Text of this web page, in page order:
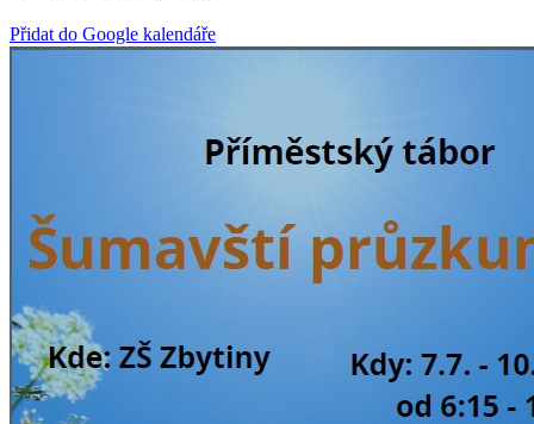
Přidat do Google kalendáře